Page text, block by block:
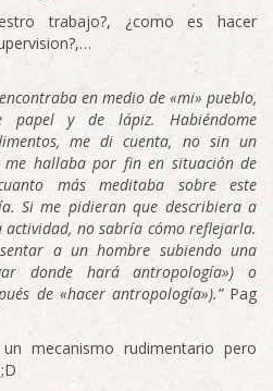
trabajo?, ¿como es hacer
en medio de «mi»pueblo,
papel y de lápiz. Habiéndome
me di cuenta, no sin un
me hallaba por fin en situación de
másmeditaba sobre este
Si me pidieran que describiera a
actividad, no sabría cómo reflejarla.
a un hombre subiendo una
donde hará antropología») o
de «hacer antropología»).”Pag
mecanismo rudimentario pero